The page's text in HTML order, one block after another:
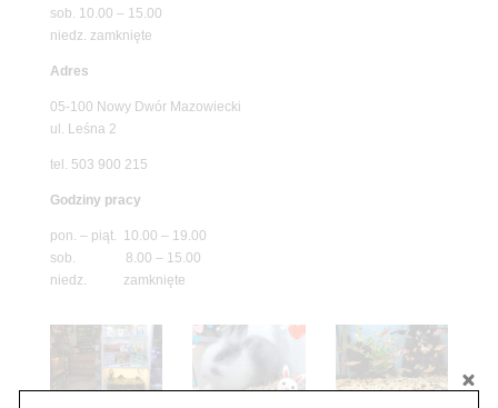
sob. 10.00 – 15.00
niedz. zamknięte
Adres
05-100 Nowy Dwór Mazowiecki
ul. Leśna 2
tel. 503 900 215
Godziny pracy
pon. – piąt. 10.00 – 19.00
sob. 8.00 – 15.00
niedz. zamknięte